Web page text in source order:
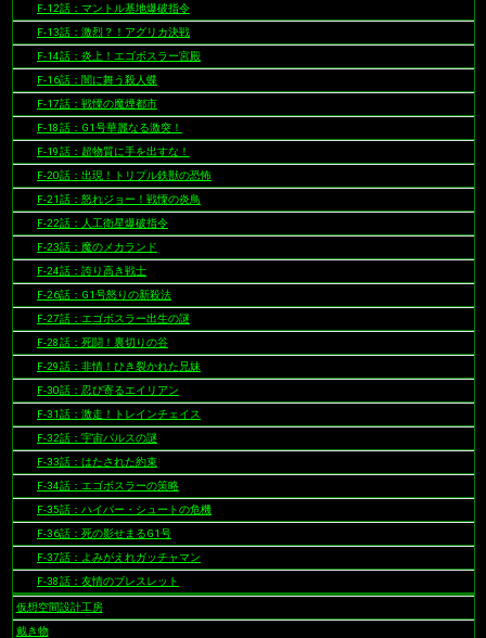
F-12話：マントル基地爆破指令
F-13話：激烈？！アグリカ決戦
F-14話：炎上！エゴボスラー宮殿
F-16話：闇に舞う殺人蝶
F-17話：戦慄の魔煙都市
F-18話：G1号華麗なる激突！
F-19話：超物質に手を出すな！
F-20話：出現！トリプル鉄獣の恐怖
F-21話：怒れジョー！戦慄の炎鳥
F-22話：人工衛星爆破指令
F-23話：魔のメカランド
F-24話：誇り高き戦士
F-26話：G1号怒りの新殺法
F-27話：エゴボスラー出生の謎
F-28話：死闘！裏切りの谷
F-29話：非情！ひき裂かれた兄妹
F-30話：忍び寄るエイリアン
F-31話：激走！トレインチェイス
F-32話：宇宙パルスの謎
F-33話：はたされた約束
F-34話：エゴボスラーの策略
F-35話：ハイパー・シュートの危機
F-36話：死の影せまるG1号
F-37話：よみがえれガッチャマン
F-38話：友情のブレスレット
仮想空間設計工房
戴き物